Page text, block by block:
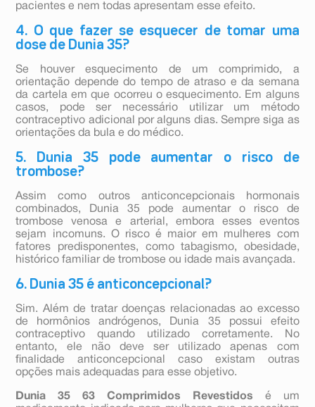
pacientes e nem todas apresentam esse efeito.
4. O que fazer se esquecer de tomar uma
dose de Dunia 35?
Se houver esquecimento de um comprimido, a
orientação depende do tempo de atraso e da semana
da cartela em que ocorreu o esquecimento. Em alguns
casos, pode ser necessário utilizar um método
contraceptivo adicional por alguns dias. Sempre siga as
orientações da bula e do médico.
5. Dunia 35 pode aumentar o risco de
trombose?
Assim como outros anticoncepcionais hormonais
combinados, Dunia 35 pode aumentar o risco de
trombose venosa e arterial, embora esses eventos
sejam incomuns. O risco é maior em mulheres com
fatores predisponentes, como tabagismo, obesidade,
histórico familiar de trombose ou idade mais avançada.
6. Dunia 35 é anticoncepcional?
Sim. Além de tratar doenças relacionadas ao excesso
de hormônios andrógenos, Dunia 35 possui efeito
contraceptivo quando utilizado corretamente. No
entanto, ele não deve ser utilizado apenas com
finalidade anticoncepcional caso existam outras
opções mais adequadas para esse objetivo.
Dunia 35 63 Comprimidos Revestidos é um